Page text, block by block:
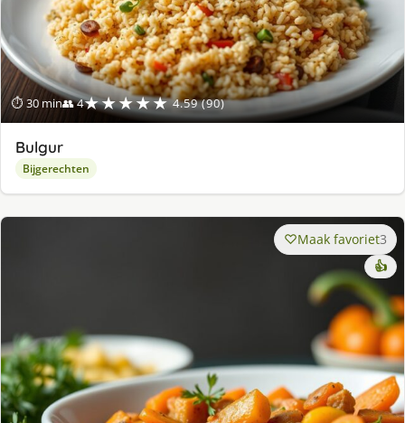
⏱ 30 min👥 4★★★★★ 4.59 (90)
Bulgur
Bijgerechten
Maak favoriet3
👍